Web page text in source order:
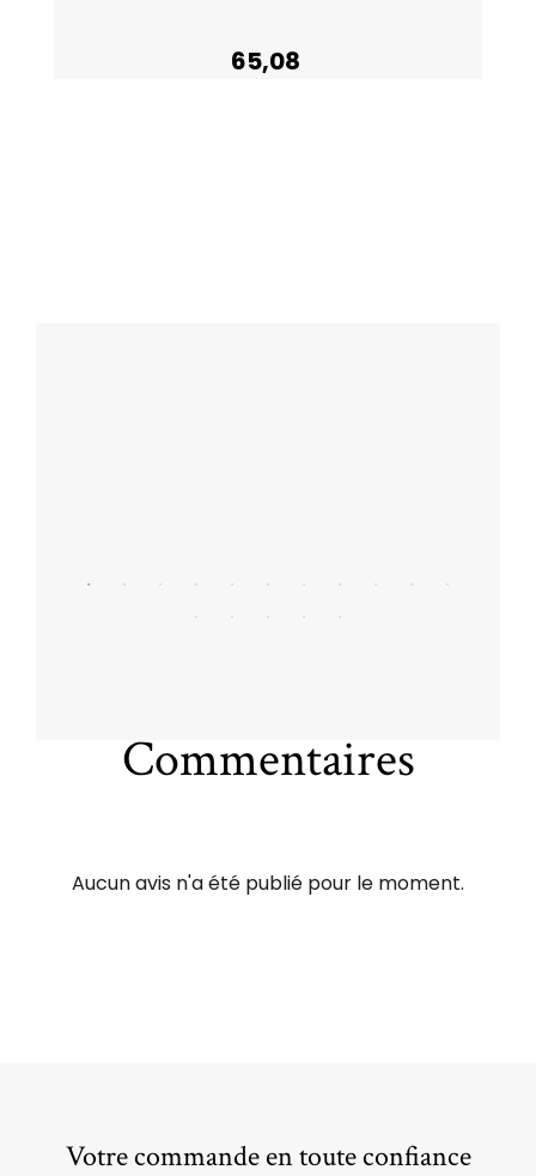
65,08
Commentaires
Aucun avis n'a été publié pour le moment.
Votre commande en toute confiance